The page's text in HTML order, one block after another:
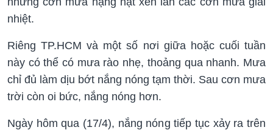
nhiệt.
Riêng TP.HCM và một số nơi giữa hoặc cuối tuần
này có thể có mưa rào nhẹ, thoảng qua nhanh. Mưa
chỉ đủ làm dịu bớt nắng nóng tạm thời. Sau cơn mưa
trời còn oi bức, nắng nóng hơn.
Ngày hôm qua (17/4), nắng nóng tiếp tục xảy ra trên